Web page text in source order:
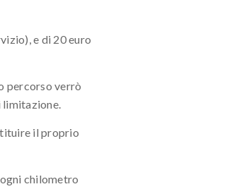
e di 20 euro
percorso verrò
il proprio
chilometro